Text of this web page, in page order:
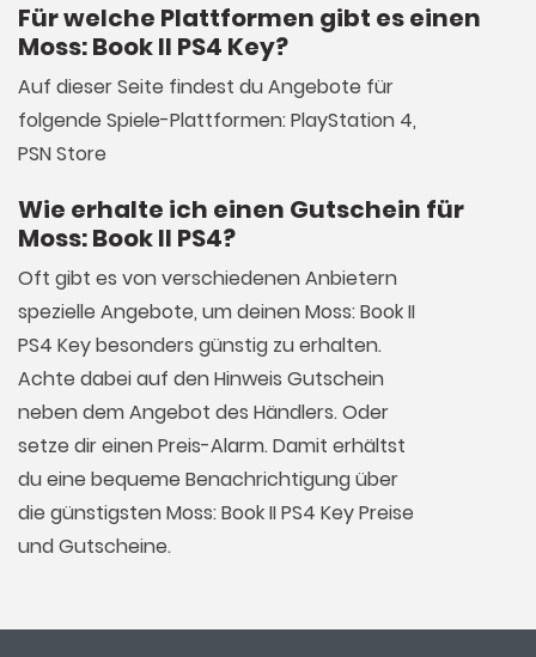
Für welche Plattformen gibt es einen
Moss: Book II PS4 Key?
Auf dieser Seite findest du Angebote für
folgende Spiele-Plattformen: PlayStation 4,
PSN Store
Wie erhalte ich einen Gutschein für
Moss: Book II PS4?
Oft gibt es von verschiedenen Anbietern
spezielle Angebote, um deinen Moss: Book II
PS4 Key besonders günstig zu erhalten.
Achte dabei auf den Hinweis Gutschein
neben dem Angebot des Händlers. Oder
setze dir einen Preis-Alarm. Damit erhältst
du eine bequeme Benachrichtigung über
die günstigsten Moss: Book II PS4 Key Preise
und Gutscheine.